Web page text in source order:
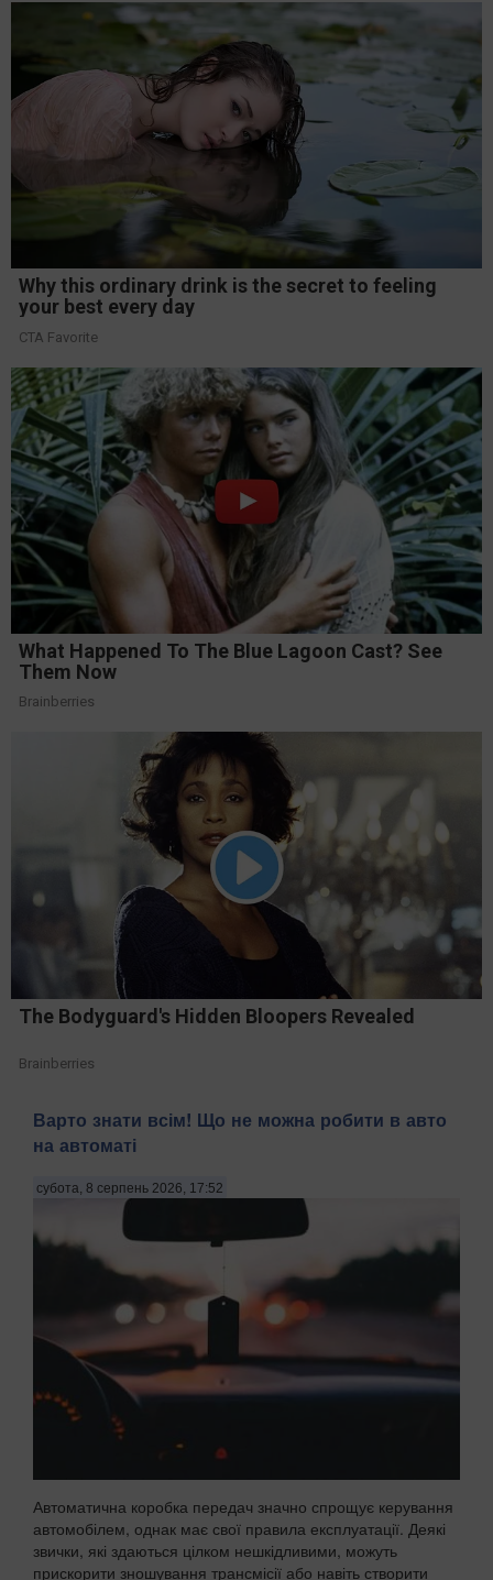
Why this ordinary drink is the secret to feeling
your best every day
CTA Favorite
What Happened To The Blue Lagoon Cast? See
Them Now
Brainberries
The Bodyguard's Hidden Bloopers Revealed
Brainberries
Варто знати всім! Що не можна робити в авто
на автоматі
субота, 8 серпень 2026, 17:52
Автоматична коробка передач значно спрощує керування
автомобілем, однак має свої правила експлуатації. Деякі
звички, які здаються цілком нешкідливими, можуть
прискорити зношування трансмісії або навіть створити